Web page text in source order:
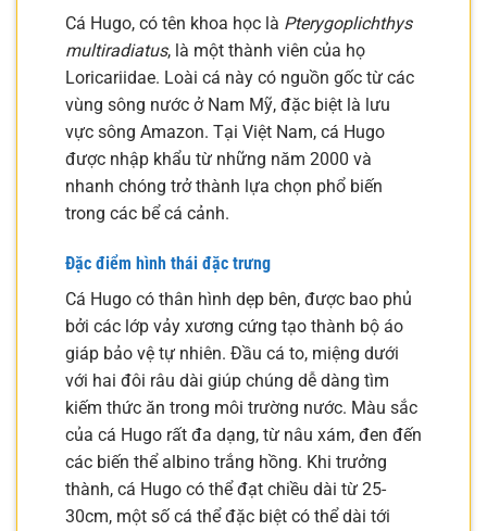
Cá Hugo, có tên khoa học là Pterygoplichthys
multiradiatus, là một thành viên của họ
Loricariidae. Loài cá này có nguồn gốc từ các
vùng sông nước ở Nam Mỹ, đặc biệt là lưu
vực sông Amazon. Tại Việt Nam, cá Hugo
được nhập khẩu từ những năm 2000 và
nhanh chóng trở thành lựa chọn phổ biến
trong các bể cá cảnh.
Đặc điểm hình thái đặc trưng
Cá Hugo có thân hình dẹp bên, được bao phủ
bởi các lớp vảy xương cứng tạo thành bộ áo
giáp bảo vệ tự nhiên. Đầu cá to, miệng dưới
với hai đôi râu dài giúp chúng dễ dàng tìm
kiếm thức ăn trong môi trường nước. Màu sắc
của cá Hugo rất đa dạng, từ nâu xám, đen đến
các biến thể albino trắng hồng. Khi trưởng
thành, cá Hugo có thể đạt chiều dài từ 25-
30cm, một số cá thể đặc biệt có thể dài tới